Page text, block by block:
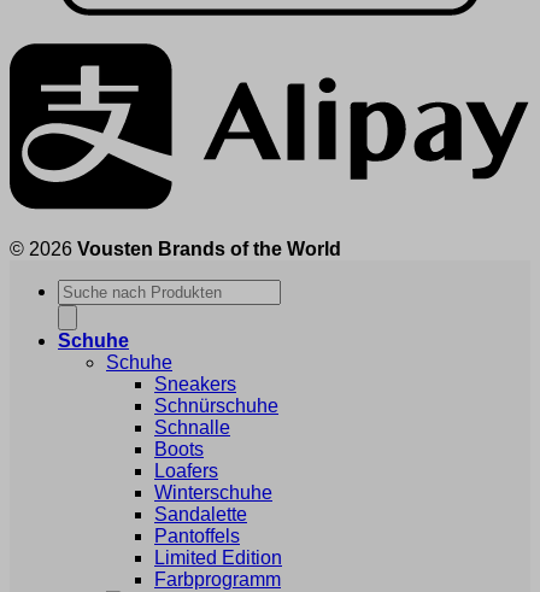
© 2026 Vousten Brands of the World
Products
search
Schuhe
Schuhe
Sneakers
Schnürschuhe
Schnalle
Boots
Loafers
Winterschuhe
Sandalette
Pantoffels
Limited Edition
Farbprogramm